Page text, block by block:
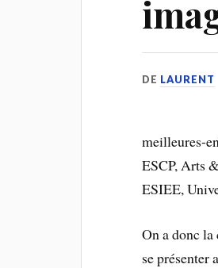
DE LAURENT
meilleures-
ESCP, Arts
ESIEE,
On a donc
se présenter